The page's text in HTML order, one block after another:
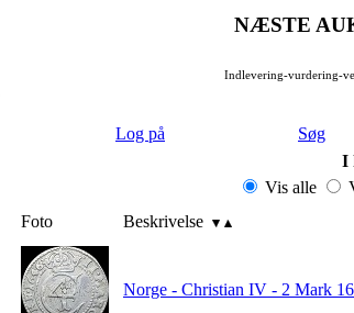
NÆSTE
Indlevering-vurdering-
Log på Søg
I
Vis alle
Foto
Beskrivelse
Norge - Christian IV - 2 Mark